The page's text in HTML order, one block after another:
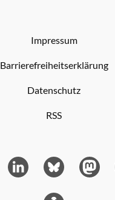
Impressum
Barrierefreiheitserklärung
Datenschutz
RSS